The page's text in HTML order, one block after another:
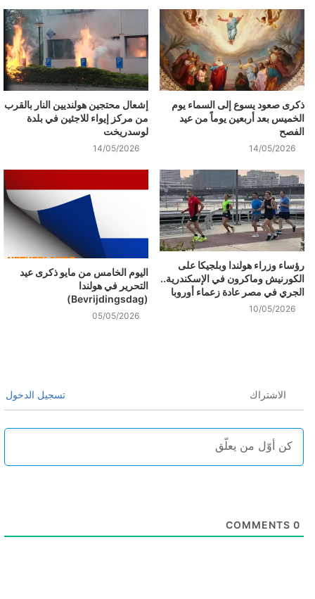
ذكرى صعود يسوع إلى السماء يوم
الخميس بعد أربعين يوماً من عيد
الفصح
14/05/2026
إشعال محتجين هولنديين النار بالقرب
من مركز إيواء للاجئين في بلدة
لوسدريخت
14/05/2026
رؤساء وزراء هولندا وبلجيكا على
الكورنيش وماكرون في الإسكندرية..
الجري في مصر عادة زعماء أوروبا
10/05/2026
اليوم الخامس من مايو ذكرى عيد
التحرير في هولندا
(Bevrijdingsdag)
05/05/2026
الاشتراك تسجيل الدخول
0